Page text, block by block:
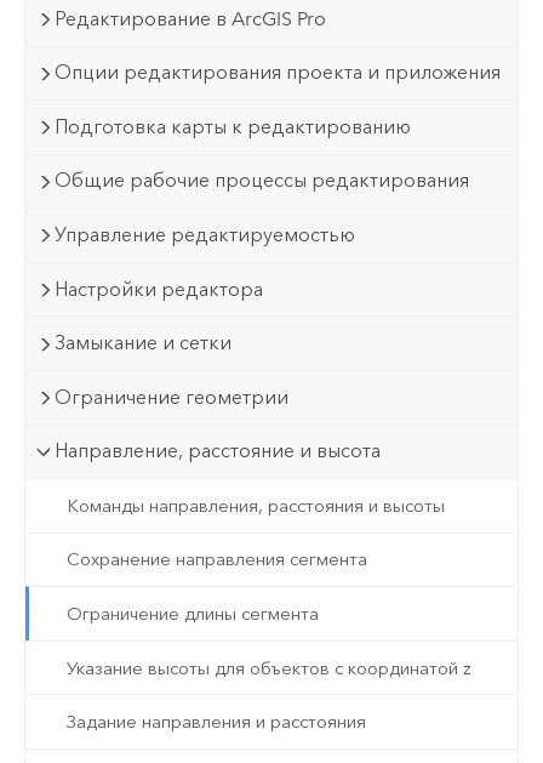
Редактирование в ArcGIS Pro
Опции редактирования проекта и приложения
Подготовка карты к редактированию
Общие рабочие процессы редактирования
Управление редактируемостью
Настройки редактора
Замыкание и сетки
Ограничение геометрии
Направление, расстояние и высота
Команды направления, расстояния и высоты
Сохранение направления сегмента
Ограничение длины сегмента
Указание высоты для объектов с координатой z
Задание направления и расстояния